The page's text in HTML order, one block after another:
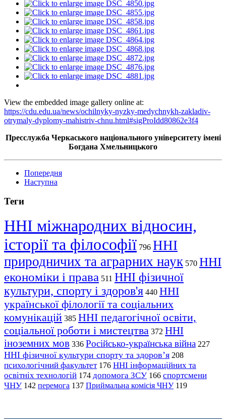
View the embedded image gallery online at:
https://cdu.edu.ua/news/ochilnyky-nyzky-medychnykh-zakladiv-
otrymaly-dyplomy-mahistriv-chnu.html#sigProIdd80862e3f4
Пресслужба Черкаського національного університету імені
Богдана Хмельницького
Попередня
Наступна
Теги
ННІ міжнародних відносин,
історії та філософії 796 ННІ
природничих та аграрних наук 570 ННІ
економіки і права 511 ННІ фізичної
культури, спорту і здоров'я 440 ННІ
української філології та соціальних
комунікацій 385 ННІ педагогічної освіти,
соціальної роботи і мистецтва 372 ННІ
іноземних мов 336 Російсько-українська війна 227
ННІ фізичної культури спорту та здоров’я 208
психологічний факультет 176 ННІ інформаційних та
освітніх технологій 174 допомога ЗСУ 166 спортсмени
ЧНУ 142 перемога 137 Приймальна комісія ЧНУ 119